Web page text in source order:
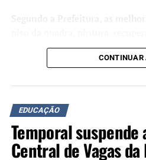
“Nossa rede
de
o Educa Mais
somar a esse
Teremos ainda
instrumentos
acompanhar
Segundo a Prefeitura, as
drenagem do parquinho,
adequação das calçadas para
intervenções em uma área de
Durante o ato de assinatura, o
afirmou que a qualificação da
dos investimentos na rede
CONTINUAR
EDUCAÇÃO
Temporal
Central de Vagas da